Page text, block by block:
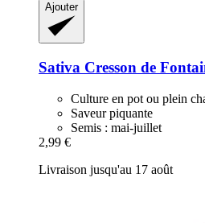
Ajouter
Sativa Cresson de
Culture en pot ou plein
Saveur piquante
Semis : mai-juillet
2,99 €
Livraison jusqu'au 17 août